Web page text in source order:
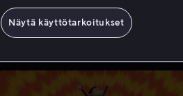
Näytä käyttötarkoitukset